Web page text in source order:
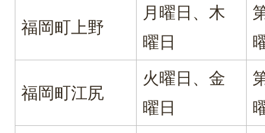
福岡町上野
月曜日、木
曜日
福岡町江尻
火曜日、金
曜日